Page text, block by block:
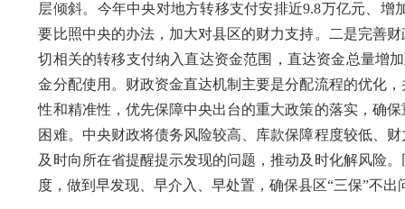
层倾斜。今年中央对地方转移支付安排近9.8万亿元、增
要比照中央的办法，加大对县区的财力支持。二是完善
切相关的转移支付纳入直达资金范围，直达资金总量增
金分配使用。财政资金直达机制主要是分配流程的优化
性和精准性，优先保障中央出台的重大政策的落实，确
困难。中央财政将债务风险较高、库款保障程度较低、
及时向所在省提醒提示发现的问题，推动及时化解风险
度，做到早发现、早介入、早处置，确保县区“三保”不出